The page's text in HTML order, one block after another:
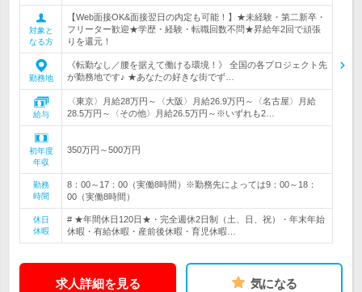
対象と
なる方
【Web面接OK&面接翌日の内定も可能！】★未経験・第二新卒・
フリーター歓迎★学歴・経験・転職回数不問★昇給年2回で頑張
りを還元！
勤務地
《転勤なし／腰を据えて働ける環境！》 全国の各プロジェクト先
が勤務地です♪ ★あなたの好きな街でず…
給与
〈東京〉月給28万円～〈大阪〉月給26.9万円～〈名古屋〉月給
28.5万円～〈その他〉月給26.5万円～※いずれも2…
初年度
年収
350万円～500万円
勤務
時間
8：00～17：00（実働8時間）※勤務先によっては9：00～18：
00（実働8時間）
休日
休暇
# ★年間休日120日★・完全週休2日制（土、日、祝）・年末年始
休暇・有給休暇・産前後休暇・育児休暇…
求人詳細を見る 気になる